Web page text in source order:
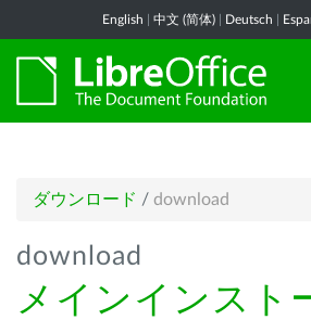
English 中文 (简体) Deutsch
ダウンロード / download
download
メインインスト